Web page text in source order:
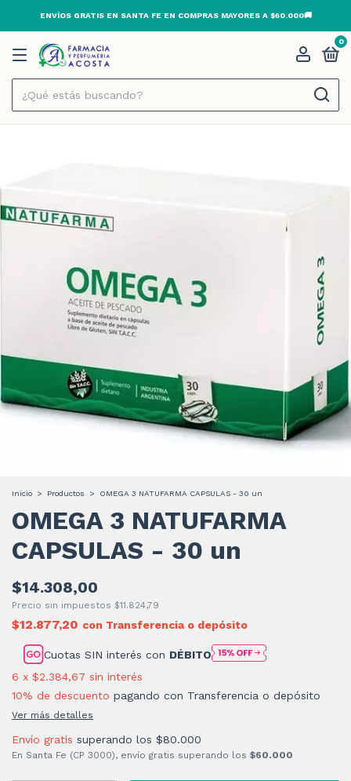
ENVÍOS GRATIS EN SANTA FE EN COMPRAS MAYORES A $60.000🚚
0
Inicio > Productos > OMEGA 3 NATUFARMA CAPSULAS - 30 un
OMEGA 3 NATUFARMA
CAPSULAS - 30 un
$14.308,00
Precio sin impuestos $11.824,79
$12.877,20 con Transferencia o depósito
Cuotas SIN interés con DÉBITO
6 x $2.384,67 sin interés
10% de descuento pagando con Transferencia o depósito
Ver más detalles
Envío gratis superando los $80.000
En Santa Fe (CP 3000), envío gratis superando los $60.000